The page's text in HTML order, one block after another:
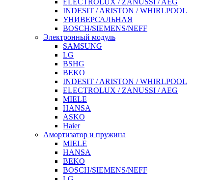
ELECTROLUX / ZANUSSI / AEG
INDESIT / ARISTON / WHIRLPOOL
УНИВЕРСАЛЬНАЯ
BOSCH/SIEMENS/NEFF
Электронный модуль
SAMSUNG
LG
BSHG
BEKO
INDESIT / ARISTON / WHIRLPOOL
ELECTROLUX / ZANUSSI / AEG
MIELE
HANSA
ASKO
Haier
Амортизатор и пружина
MIELE
HANSA
BEKO
BOSCH/SIEMENS/NEFF